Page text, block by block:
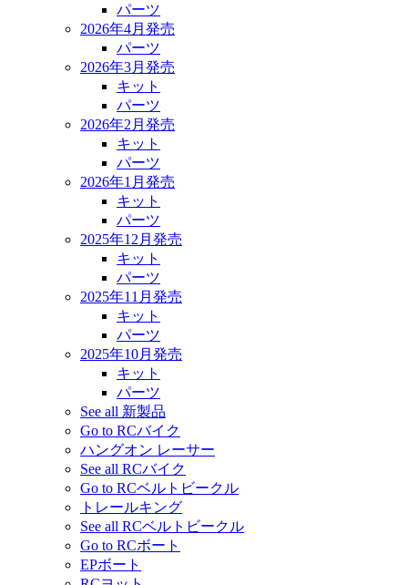
パーツ
2026年4月発売
パーツ
2026年3月発売
キット
パーツ
2026年2月発売
キット
パーツ
2026年1月発売
キット
パーツ
2025年12月発売
キット
パーツ
2025年11月発売
キット
パーツ
2025年10月発売
キット
パーツ
See all 新製品
Go to RCバイク
ハングオン レーサー
See all RCバイク
Go to RCベルトビークル
トレールキング
See all RCベルトビークル
Go to RCボート
EPボート